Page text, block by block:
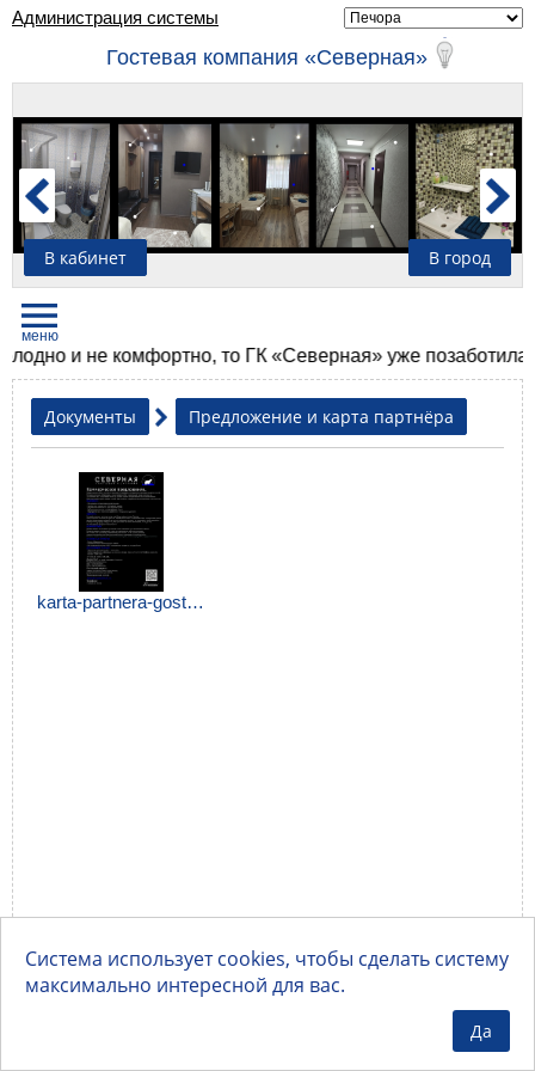
Администрация системы
Гостевая компания «Северная»
В кабинет В город
и не комфортно, то ГК «Северная» уже позаботилась,
Документы Предложение и карта партнёра
karta-partnera-gostinica-severnaya.jpg
Система использует cookies, чтобы сделать систему
максимально интересной для вас.
Да